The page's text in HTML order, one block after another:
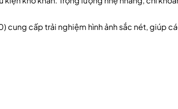
cung cấp trải nghiệm hình ảnh sắc nét, giúp